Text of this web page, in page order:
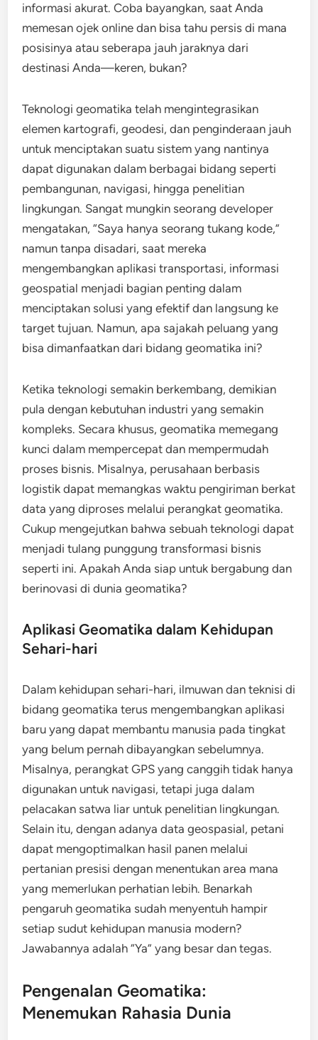
informasi akurat. Coba bayangkan, saat Anda
memesan ojek online dan bisa tahu persis di mana
posisinya atau seberapa jauh jaraknya dari
destinasi Anda—keren, bukan?
Teknologi geomatika telah mengintegrasikan
elemen kartografi, geodesi, dan penginderaan jauh
untuk menciptakan suatu sistem yang nantinya
dapat digunakan dalam berbagai bidang seperti
pembangunan, navigasi, hingga penelitian
lingkungan. Sangat mungkin seorang developer
mengatakan, “Saya hanya seorang tukang kode,”
namun tanpa disadari, saat mereka
mengembangkan aplikasi transportasi, informasi
geospatial menjadi bagian penting dalam
menciptakan solusi yang efektif dan langsung ke
target tujuan. Namun, apa sajakah peluang yang
bisa dimanfaatkan dari bidang geomatika ini?
Ketika teknologi semakin berkembang, demikian
pula dengan kebutuhan industri yang semakin
kompleks. Secara khusus, geomatika memegang
kunci dalam mempercepat dan mempermudah
proses bisnis. Misalnya, perusahaan berbasis
logistik dapat memangkas waktu pengiriman berkat
data yang diproses melalui perangkat geomatika.
Cukup mengejutkan bahwa sebuah teknologi dapat
menjadi tulang punggung transformasi bisnis
seperti ini. Apakah Anda siap untuk bergabung dan
berinovasi di dunia geomatika?
Aplikasi Geomatika dalam Kehidupan
Sehari-hari
Dalam kehidupan sehari-hari, ilmuwan dan teknisi di
bidang geomatika terus mengembangkan aplikasi
baru yang dapat membantu manusia pada tingkat
yang belum pernah dibayangkan sebelumnya.
Misalnya, perangkat GPS yang canggih tidak hanya
digunakan untuk navigasi, tetapi juga dalam
pelacakan satwa liar untuk penelitian lingkungan.
Selain itu, dengan adanya data geospasial, petani
dapat mengoptimalkan hasil panen melalui
pertanian presisi dengan menentukan area mana
yang memerlukan perhatian lebih. Benarkah
pengaruh geomatika sudah menyentuh hampir
setiap sudut kehidupan manusia modern?
Jawabannya adalah “Ya” yang besar dan tegas.
Pengenalan Geomatika:
Menemukan Rahasia Dunia